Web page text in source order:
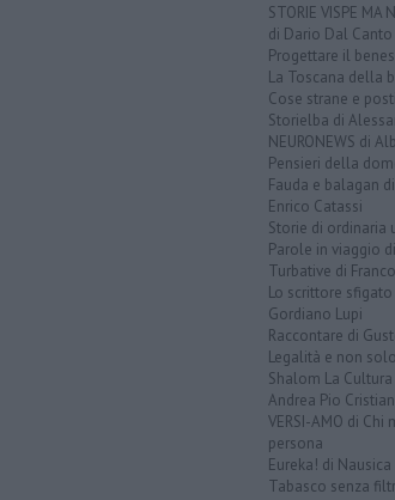
STORIE VISPE MA
di Dario Dal Canto
Progettare il
La Toscana della
Cose strane e
Storielba di
NEURONEWS di
Pensieri della
Fauda e balagan
Enrico Catassi
Storie di ordinaria
Parole in viaggio
Turbative di
Lo scrittore
Gordiano Lupi
Raccontare di
Legalità e non
Shalom La
Andrea Pio
VERSI-AMO di
persona
Eureka! di Nausica
Tabasco senza